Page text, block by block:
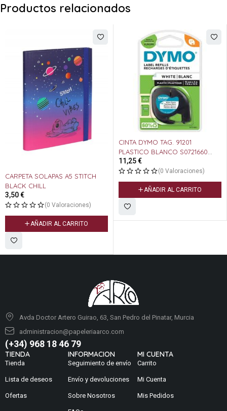
Productos relacionados
CARPETA SOLAPAS A5 STITCH
BLACK CHILL
3,50€
(0 Valoraciones)
AÑADIR AL CARRITO
CINTA DYMO TAG. 91201
PLASTICO BLANCO S0721660
12X4
11,25€
(0 Valoraciones)
AÑADIR AL CARRITO
Avda Doctor Artero Guirao, 63, San Pedro del Pinatar, Murcia
administracion@papeleriaarco.com
(+34) 968 18 46 79
TIENDA
Tienda
Lista de deseos
Ofertas
INFORMACION
Seguimiento de envío
Envío y devoluciones
Sobre Nosotros
MI CUENTA
Carrito
Mi Cuenta
Mis Pedidos